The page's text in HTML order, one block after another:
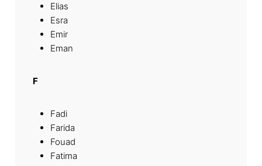
Elias
Esra
Emir
Eman
F
Fadi
Farida
Fouad
Fatima